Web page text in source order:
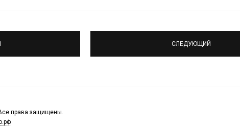
СЛЕДУЮЩИЙ
права защищены.